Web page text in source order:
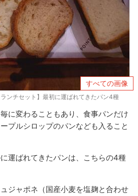
すべての画像
ランチセット】最初に運ばれてきたパン4種
に変わることもあり、食事パンだけ
プルシロップのパンなども入ること
運ばれてきたパンは、こちらの4種
ジャポネ（国産小麦を塩麹と合わせ